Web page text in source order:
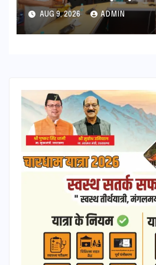
स्मारिका का किया विमोचन
AUG 9, 2026 ADMIN